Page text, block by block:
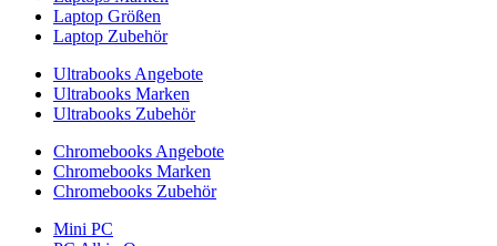
Laptop Größen
Laptop Zubehör
Ultrabooks Angebote
Ultrabooks Marken
Ultrabooks Zubehör
Chromebooks Angebote
Chromebooks Marken
Chromebooks Zubehör
Mini PC